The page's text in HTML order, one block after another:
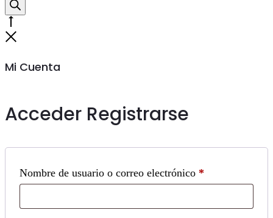
productos
Mi Cuenta
Acceder Registrarse
Nombre de usuario o correo electrónico *